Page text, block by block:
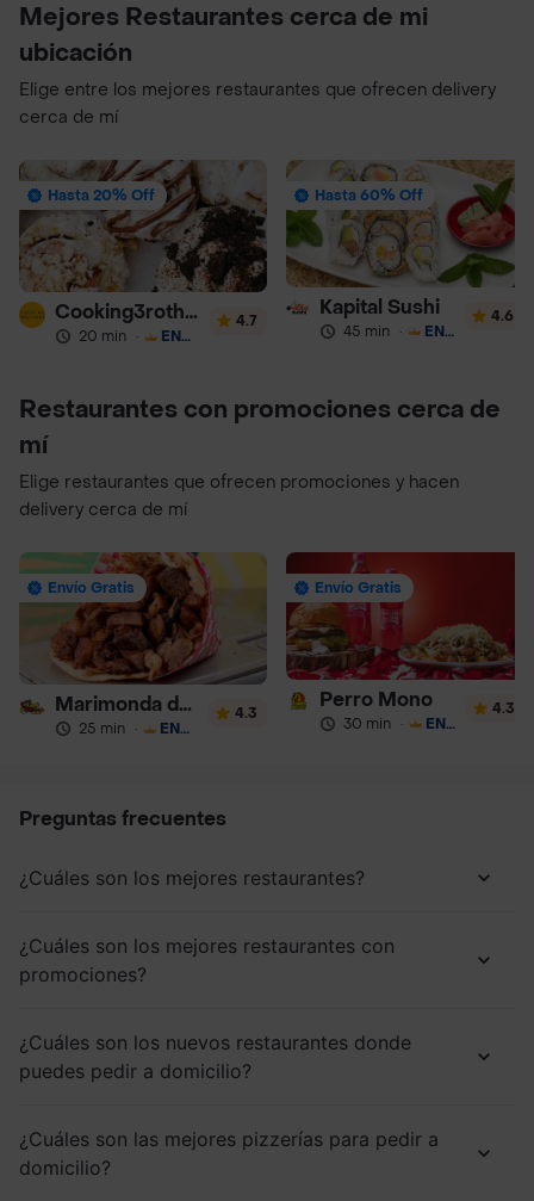
Mejores Restaurantes cerca de mi
ubicación
Elige entre los mejores restaurantes que ofrecen delivery
cerca de mí
Hasta 20% Off
Cooking3rothers
20 min · ENVÍO GRATIS
4.7
Hasta 60% Off
Kapital Sushi
45 min · ENVÍO GRATIS
4.6
Restaurantes con promociones cerca de
mí
Elige restaurantes que ofrecen promociones y hacen
delivery cerca de mí
Envío Gratis
Marimonda del Mono
25 min · ENVÍO GRATIS
4.3
Envío Gratis
Perro Mono
30 min · ENVÍO GRATIS
4.3
Preguntas frecuentes
¿Cuáles son los mejores restaurantes?
¿Cuáles son los mejores restaurantes con
promociones?
¿Cuáles son los nuevos restaurantes donde
puedes pedir a domicilio?
¿Cuáles son las mejores pizzerías para pedir a
domicilio?